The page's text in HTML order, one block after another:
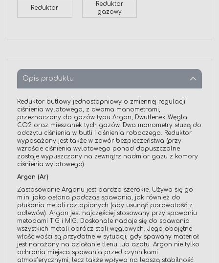
Reduktor
Reduktor
gazowy
Opis produktu
Reduktor butlowy jednostopniowy o zmiennej regulacji
ciśnienia wylotowego, z dwoma manometrami,
przeznaczony do gazów typu Argon, Dwutlenek Węgla
CO2 oraz mieszanek tych gazów. Dwa manometry służą do
odczytu ciśnienia w butli i ciśnienia roboczego. Reduktor
wyposażony jest także w zawór bezpieczeństwa (przy
wzroście ciśnienia wylotowego ponad dopuszczalne
zostaje wypuszczony na zewnątrz nadmiar gazu z komory
ciśnienia wylotowego).
Argon (Ar)
Zastosowanie Argonu jest bardzo szerokie. Używa się go
m.in. jako osłona podczas spawania, jak również do
płukania metali roztopionych (aby usunąć porowatość z
odlewów). Argon jest najczęściej stosowany przy spawaniu
metodami TIG i MIG. Doskonale nadaje się do spawania
wszystkich metali oprócz stali węglowych. Jego obojętne
właściwości są przydatne w sytuacji, gdy spawany materiał
jest narażony na działanie tlenu lub azotu. Argon nie tylko
ochrania miejsca spawania przed czynnikami
atmosferycznymi, lecz także wpływa na lepszą stabilność